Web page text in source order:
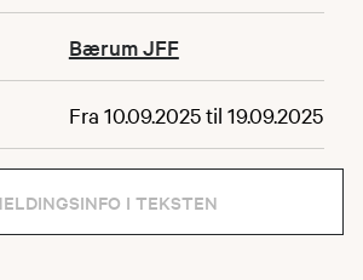
Bærum JFF
Fra 10.09.2025 til 19.09.2025
I TEKSTEN